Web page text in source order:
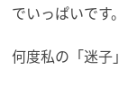
でいっぱいです。
何度私の「迷子